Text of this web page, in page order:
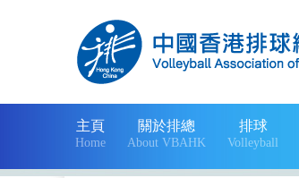
主頁
Home
關於排總
About VBAHK
排球
Volleyball